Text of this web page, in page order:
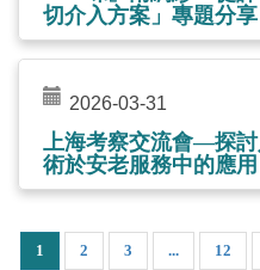
切介入方案」專題分享
2026-03-31
上海考察交流會—探
術於安老服務中的應用
1 2 3 ... 12